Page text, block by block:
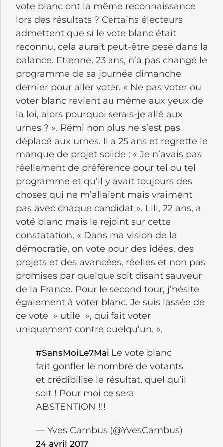
vote blanc ont la même reconnaissance
lors des résultats ? Certains électeurs
admettent que si le vote blanc était
reconnu, cela aurait peut-être pesé dans la
balance. Etienne, 23 ans, n’a pas changé le
programme de sa journée dimanche
dernier pour aller voter. « Ne pas voter ou
voter blanc revient au même aux yeux de
la loi, alors pourquoi serais-je allé aux
urnes ? ». Rémi non plus ne s’est pas
déplacé aux urnes. Il a 25 ans et regrette le
manque de projet solide : « Je n’avais pas
réellement de préférence pour tel ou tel
programme et qu’il y avait toujours des
choses qui ne m’allaient mais vraiment
pas avec chaque candidat ». Lili, 22 ans, a
voté blanc mais le rejoint sur cette
constatation, « Dans ma vision de la
démocratie, on vote pour des idées, des
projets et des avancées, réelles et non pas
promises par quelque soit disant sauveur
de la France. Pour le second tour, j’hésite
également à voter blanc. Je suis lassée de
ce vote » utile », qui fait voter
uniquement contre quelqu’un. ».
#SansMoiLe7Mai Le vote blanc
fait gonfler le nombre de votants
et crédibilise le résultat, quel qu’il
soit ! Pour moi ce sera
ABSTENTION !!!
— Yves Cambus (@YvesCambus)
24 avril 2017